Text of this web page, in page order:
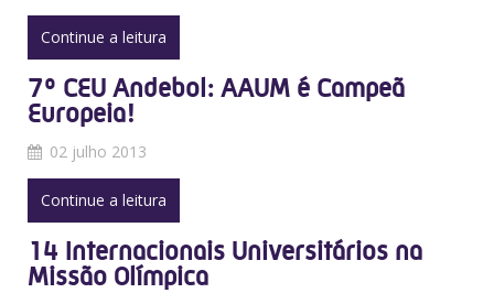
Continue a leitura
7º CEU Andebol: AAUM é Campeã
Europeia!
02 julho 2013
Continue a leitura
14 Internacionais Universitários na
Missão Olímpica